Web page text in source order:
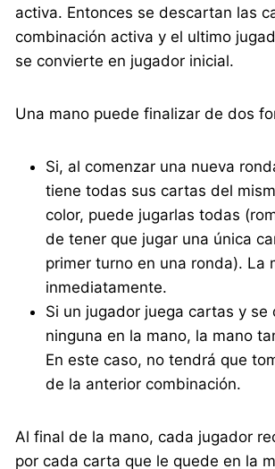
activa. Entonces se descartan las
combinación activa y el ultimo
se convierte en jugador inicial.
Una mano puede finalizar de dos
Si, al comenzar una nueva
tiene todas sus cartas del
color, puede jugarlas todas
de tener que jugar una única
primer turno en una ronda). La
inmediatamente.
Si un jugador juega cartas y se
ninguna en la mano, la mano
En este caso, no tendrá que
de la anterior combinación.
Al final de la mano, cada jugador
por cada carta que le quede en la